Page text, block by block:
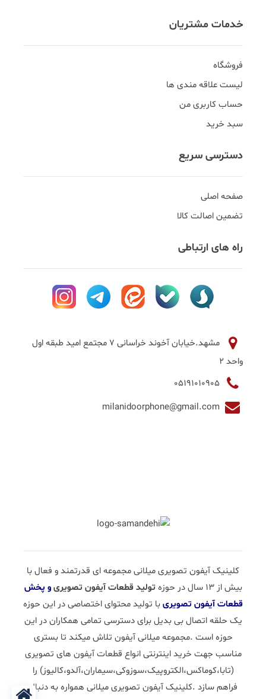
خدمات مشتریان
فروشگاه
لیست علاقه مندی ها
حساب کاربری من
سبد خرید
دسترسی سریع
صفحه اصلی
تضمین اصالت کالا
راه های ارتباطی
مشهد.خیابان آخوند خراسانی 7 مجتمع امید طبقه اول
واحد 2
کلینیک آیفون تصویری میلانی مجموعه ای قدرتمند و فعال با
بیش از 13 سال در حوزه
تولید قطعات آیفون تصویریو پخش
قطعات آیفون تصویریبا تولید محتوای اختصاصی در این حوزه
یک حلقه اتصال بی بدیل برای دسترسی تمامی همکاران در این
حوزه است .مجموعه میلانی آیفون تلاش میکند تا بستری
مناسب جهت خرید اینترنتی انواع قطعات آیفون های تصویری
(تابا،کوماکس،الکتروپیک،سوزوکی،سیماران،آلدو،کالیوز) را
فراهم سازد .کلینیک آیفون تصویری میلانی همواره به دنبال